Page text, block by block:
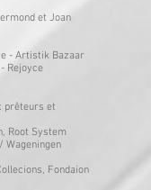
et Joan
- Artistik Bazaar
Rejoyce
prêteurs et
Root System
Wageningen
Fondaion